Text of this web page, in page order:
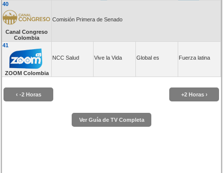
40
Canal Congreso
Colombia
Comisión Primera de Senado
41
ZOOM Colombia
NCC Salud Vive la Vida Global es Fuerza latina
‹ -2 Horas +2 Horas ›
Ver Guía de TV Completa